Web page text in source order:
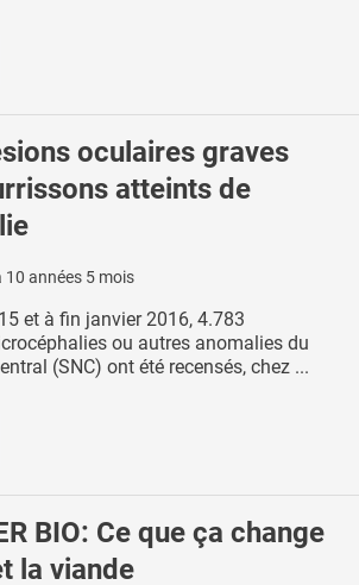
oculaires graves
atteints de
10 années 5 mois
et à fin janvier 2016, 4.783
ou autres anomalies du
(SNC) ont été recensés, chez ...
BIO: Ce que ça change
la viande